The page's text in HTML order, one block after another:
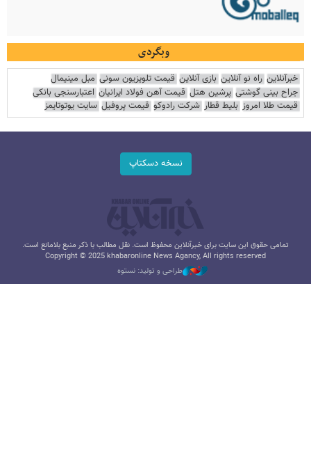
وبگردی
خبرآنلاین راه نو آنلاین بازی آنلاین قیمت تلویزیون سونی مبل مینیمال
جراح بینی گوشتی پرشین هتل قیمت آهن فولاد ایرانیان اعتبارسنجی بانکی
قیمت طلا امروز بلیط قطار شرکت رادوکو قیمت پروفیل سایت یوتوتایمز
نسخه دسکتاپ
تمامی حقوق این سایت برای خبرآنلاین محفوظ است. نقل مطالب با ذکر منبع بلامانع است.
Copyright © 2025 khabaronline News Agancy, All rights reserved
طراحی و تولید: نستوه